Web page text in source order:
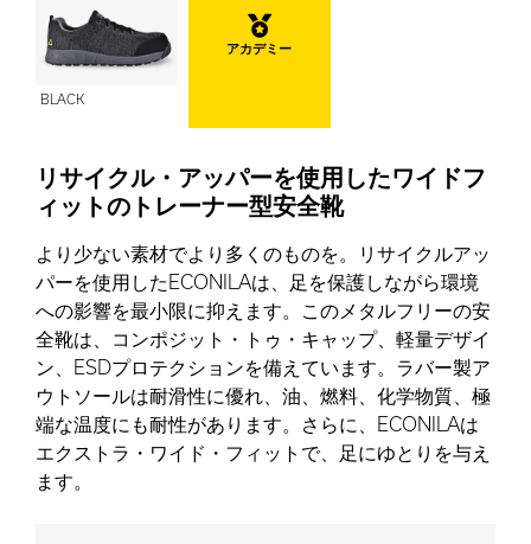
BLACK
アカデミー
リサイクル・アッパーを使用したワイドフ
ィットのトレーナー型安全靴
より少ない素材でより多くのものを。リサイクルアッ
パーを使用したECONILAは、足を保護しながら環境
への影響を最小限に抑えます。このメタルフリーの安
全靴は、コンポジット・トゥ・キャップ、軽量デザイ
ン、ESDプロテクションを備えています。ラバー製ア
ウトソールは耐滑性に優れ、油、燃料、化学物質、極
端な温度にも耐性があります。さらに、ECONILAは
エクストラ・ワイド・フィットで、足にゆとりを与え
ます。